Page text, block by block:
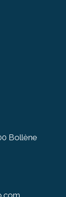
Bollène